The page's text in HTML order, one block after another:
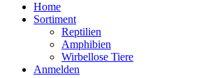
Home
Sortiment
Reptilien
Amphibien
Wirbellose Tiere
Anmelden